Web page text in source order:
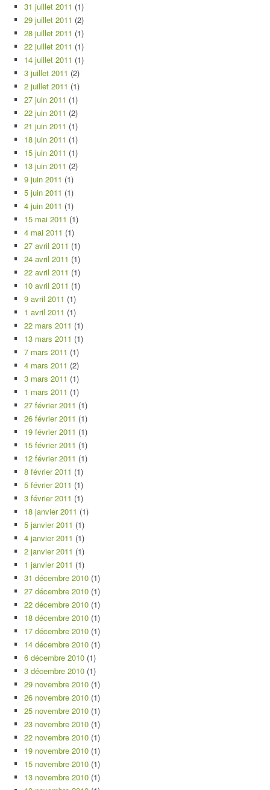
31 juillet 2011 (1)
29 juillet 2011 (2)
28 juillet 2011 (1)
22 juillet 2011 (1)
14 juillet 2011 (1)
3 juillet 2011 (2)
2 juillet 2011 (1)
27 juin 2011 (1)
22 juin 2011 (2)
21 juin 2011 (1)
18 juin 2011 (1)
15 juin 2011 (1)
13 juin 2011 (2)
9 juin 2011 (1)
5 juin 2011 (1)
4 juin 2011 (1)
15 mai 2011 (1)
4 mai 2011 (1)
27 avril 2011 (1)
24 avril 2011 (1)
22 avril 2011 (1)
10 avril 2011 (1)
9 avril 2011 (1)
1 avril 2011 (1)
22 mars 2011 (1)
13 mars 2011 (1)
7 mars 2011 (1)
4 mars 2011 (2)
3 mars 2011 (1)
1 mars 2011 (1)
27 février 2011 (1)
26 février 2011 (1)
19 février 2011 (1)
15 février 2011 (1)
12 février 2011 (1)
8 février 2011 (1)
5 février 2011 (1)
3 février 2011 (1)
18 janvier 2011 (1)
5 janvier 2011 (1)
4 janvier 2011 (1)
2 janvier 2011 (1)
1 janvier 2011 (1)
31 décembre 2010 (1)
27 décembre 2010 (1)
22 décembre 2010 (1)
18 décembre 2010 (1)
17 décembre 2010 (1)
14 décembre 2010 (1)
6 décembre 2010 (1)
3 décembre 2010 (1)
29 novembre 2010 (1)
26 novembre 2010 (1)
25 novembre 2010 (1)
23 novembre 2010 (1)
22 novembre 2010 (1)
19 novembre 2010 (1)
15 novembre 2010 (1)
13 novembre 2010 (1)